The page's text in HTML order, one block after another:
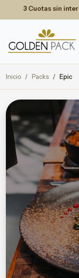
3 Cuotas sin
Inicio Packs Epic